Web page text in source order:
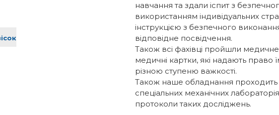
навчання та здали іспит з
використанням індивідуальних
інструкцією з безпечного
відповідне посвідчення.
Також всі фахівці пройшли
медичні картки, які надають право
різною ступеню важкості.
Також наше обладнання
спеціальних механічних
протоколи таких досліджень.